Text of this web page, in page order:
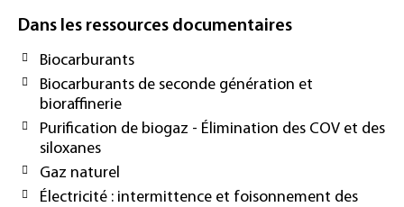
Dans les ressources documentaires
Biocarburants
Biocarburants de seconde génération et
bioraffinerie
Purification de biogaz - Élimination des COV et des
siloxanes
Gaz naturel
Électricité : intermittence et foisonnement des